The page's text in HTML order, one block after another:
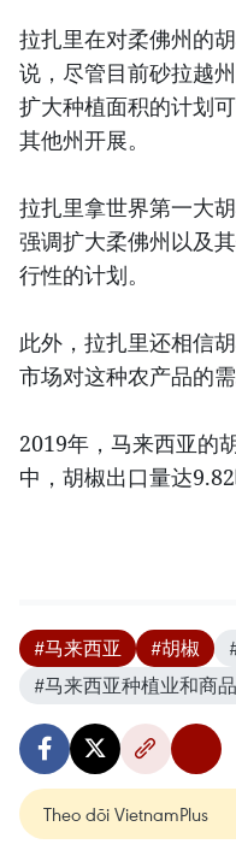
拉扎里在对柔佛州的
说，尽管目前砂拉越
扩大种植面积的计划
其他州开展。
拉扎里拿世界第一大
强调扩大柔佛州以及
行性的计划。
此外，拉扎里还相信
市场对这种农产品的需
2019年，马来西亚的
中，胡椒出口量达9.82
#马来西亚 #胡椒
#马来西亚种植业和商
Theo dõi VietnamPlus